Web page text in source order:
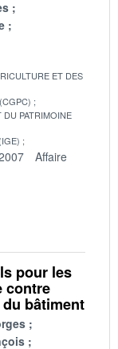
ET DES
PATRIMOINE
Affaire
pour les
contre
bâtiment